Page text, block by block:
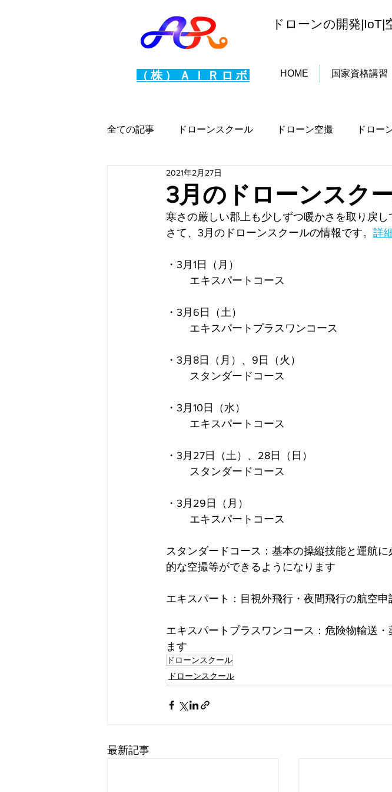
（株）ＡＩＲロボ
ドローンの開発|IoT|
HOME 国家資格講習
全ての記事 ドローンスクール ドローン空撮 ドロー
イベント 無人航空機制度
3月のドローンスク
2021年2月27日
寒さの厳しい郡上も少しずつ暖かさを取り戻し
さて、3月のドローンスクールの情報です。 詳
・3月1日（月）
	エキスパートコース
・3月6日（土）
	エキスパートプラスワンコース
・3月8日（月）、9日（火）
	スタンダードコース
・3月10日（水）
	エキスパートコース
・3月27日（土）、28日（日）
	スタンダードコース
・3月29日（月）
	エキスパートコース
スタンダードコース：基本の操縦技能と運航
的な空撮等ができるようになります
エキスパート：目視外飛行・夜間飛行の航空
エキスパートプラスワンコース：危険物輸送
ます
ドローンスクール
ドローンスクール
最新記事